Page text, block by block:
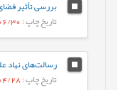
تاریخ چاپ: 1404/06/30
تاریخ چاپ: 1404/04/28